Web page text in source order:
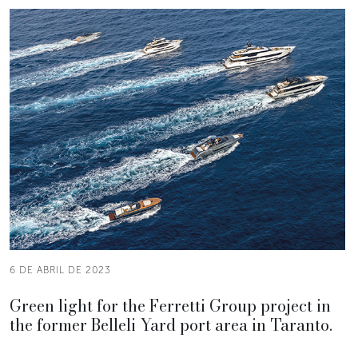
6 DE ABRIL DE 2023
Green light for the Ferretti Group project in
the former Belleli Yard port area in Taranto.